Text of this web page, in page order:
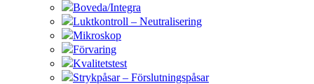
Boveda/Integra
Luktkontroll – Neutralisering
Mikroskop
Förvaring
Kvalitetstest
Strykpåsar – Förslutningspåsar